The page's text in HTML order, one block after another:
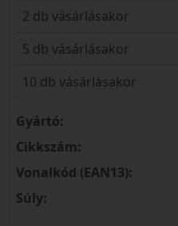
2 db vásárlásakor
5 db vásárlásakor
10 db vásárlásakor
Gyártó:
Cikkszám:
Vonalkód (EAN13):
Súly: